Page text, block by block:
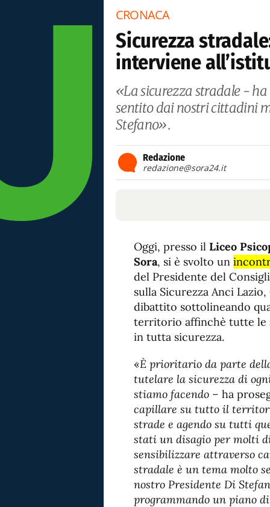
CRONACA
Sicurezza
interviene
«La sicurezza stradale -
sentito dai nostri cittadini
Stefano».
Redazione
redazione@sora24.it
Oggi, presso il Liceo
Sora, si è svolto un
del Presidente del
sulla Sicurezza Anci
dibattito sottolineando
territorio affinchè tutte le
in tutta sicurezza.
«È prioritario da parte
tutelare la sicurezza di
stiamo facendo – ha
capillare su tutto il
strade e agendo su tutti
stati un disagio per molti
sensibilizzare attraverso
stradale è un tema molto
nostro Presidente Di
programmando un piano